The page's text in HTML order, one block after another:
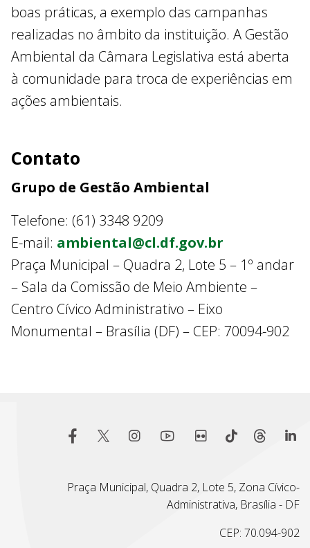
boas práticas, a exemplo das campanhas
realizadas no âmbito da instituição. A Gestão
Ambiental da Câmara Legislativa está aberta
à comunidade para troca de experiências em
ações ambientais.
Contato
Grupo de Gestão Ambiental
Telefone: (61) 3348 9209
E-mail: ambiental@cl.df.gov.br
Praça Municipal – Quadra 2, Lote 5 – 1º andar
– Sala da Comissão de Meio Ambiente –
Centro Cívico Administrativo – Eixo
Monumental – Brasília (DF) – CEP: 70094-902
Praça Municipal, Quadra 2, Lote 5, Zona Cívico-
Administrativa, Brasília - DF
CEP: 70.094-902